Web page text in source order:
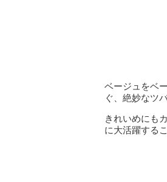
ベージュをベ
ぐ、絶妙なツ
きれいめにも
に大活躍する